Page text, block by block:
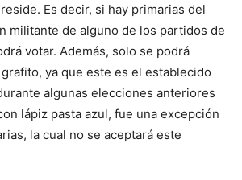
Es decir, si hay primarias del
militante de alguno de los partidos de
votar. Además, solo se podrá
ya que este es el establecido
algunas elecciones anteriores
lápiz pasta azul, fue una excepción
la cual no se aceptará este